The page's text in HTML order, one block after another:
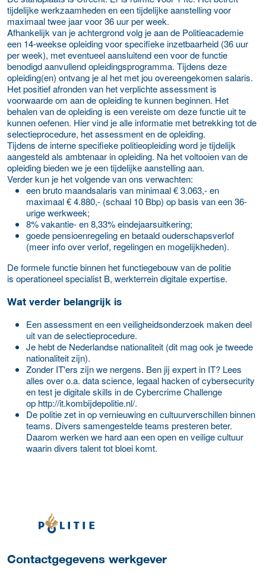
tijdelijke werkzaamheden en een tijdelijke aanstelling voor
maximaal twee jaar voor 36 uur per week.
Afhankelijk van je achtergrond volg je aan de Politieacademie
een 14-weekse opleiding voor specifieke inzetbaarheid (36 uur
per week), met eventueel aansluitend een voor de functie
benodigd aanvullend opleidingsprogramma. Tijdens deze
opleiding(en) ontvang je al het met jou overeengekomen salaris.
Het positief afronden van het verplichte assessment is
voorwaarde om aan de opleiding te kunnen beginnen. Het
behalen van de opleiding is een vereiste om deze functie uit te
kunnen oefenen. Hier vind je alle informatie met betrekking tot de
selectieprocedure, het assessment en de opleiding.
Tijdens de interne specifieke politieopleiding word je tijdelijk
aangesteld als ambtenaar in opleiding. Na het voltooien van de
opleiding bieden we je een tijdelijke aanstelling aan.
Verder kun je het volgende van ons verwachten:
een bruto maandsalaris van minimaal € 3.063,- en
maximaal € 4.880,- (schaal 10 Bbp) op basis van een 36-
urige werkweek;
8% vakantie- en 8,33% eindejaarsuitkering;
goede pensioenregeling en betaald ouderschapsverlof
(meer info over verlof, regelingen en mogelijkheden).
De formele functie binnen het functiegebouw van de politie
is operationeel specialist B, werkterrein digitale expertise.
Wat verder belangrijk is
Een assessment en een veiligheidsonderzoek maken deel
uit van de selectieprocedure.
Je hebt de Nederlandse nationaliteit (dit mag ook je tweede
nationaliteit zijn).
Zonder IT'ers zijn we nergens. Ben jij expert in IT? Lees
alles over o.a. data science, legaal hacken of cybersecurity
en test je digitale skills in de Cybercrime Challenge
op http://it.kombijdepolitie.nl/.
De politie zet in op vernieuwing en cultuurverschillen binnen
teams. Divers samengestelde teams presteren beter.
Daarom werken we hard aan een open en veilige cultuur
waarin divers talent tot bloei komt.
Meer werkgever details
Contactgegevens werkgever